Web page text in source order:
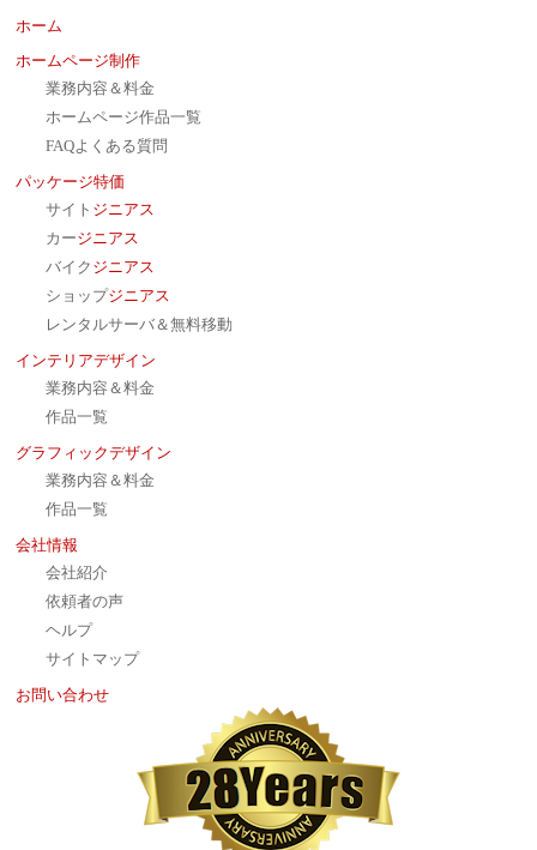
ホーム
ホームページ制作
業務内容＆料金
ホームページ作品一覧
FAQよくある質問
パッケージ特価
サイト ジニアス
カージニアス
バイク ジニアス
ショップジニアス
レンタルサーバ＆無料移動
インテリアデザイン
業務内容＆料金
作品一覧
グラフィックデザイン
業務内容＆料金
作品一覧
会社情報
会社紹介
依頼者の声
ヘルプ
サイトマップ
お問い合わせ